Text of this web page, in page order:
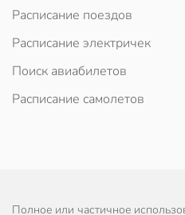
Расписание поездов
Расписание электричек
Поиск авиабилетов
Расписание самолетов
Полное или частичное